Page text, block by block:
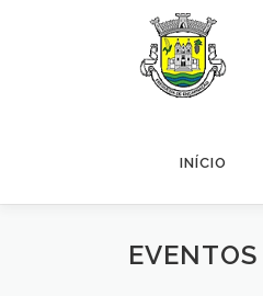
INÍCIO
EVENTOS